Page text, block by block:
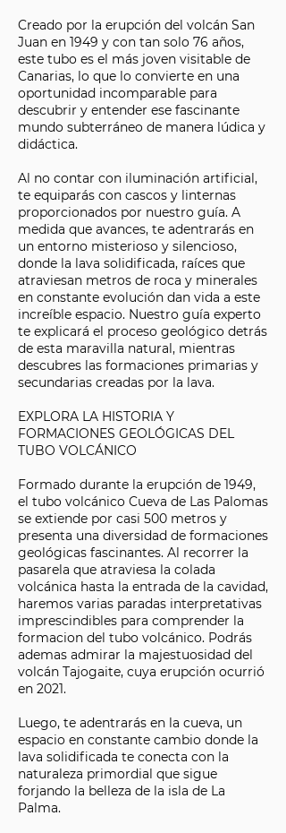
Creado por la erupción del volcán San
Juan en 1949 y con tan solo 76 años,
este tubo es el más joven visitable de
Canarias, lo que lo convierte en una
oportunidad incomparable para
descubrir y entender ese fascinante
mundo subterráneo de manera lúdica y
didáctica.
Al no contar con iluminación artificial,
te equiparás con cascos y linternas
proporcionados por nuestro guía. A
medida que avances, te adentrarás en
un entorno misterioso y silencioso,
donde la lava solidificada, raíces que
atraviesan metros de roca y minerales
en constante evolución dan vida a este
increíble espacio. Nuestro guía experto
te explicará el proceso geológico detrás
de esta maravilla natural, mientras
descubres las formaciones primarias y
secundarias creadas por la lava.
EXPLORA LA HISTORIA Y
FORMACIONES GEOLÓGICAS DEL
TUBO VOLCÁNICO
Formado durante la erupción de 1949,
el tubo volcánico Cueva de Las Palomas
se extiende por casi 500 metros y
presenta una diversidad de formaciones
geológicas fascinantes. Al recorrer la
pasarela que atraviesa la colada
volcánica hasta la entrada de la cavidad,
haremos varias paradas interpretativas
imprescindibles para comprender la
formacion del tubo volcánico. Podrás
ademas admirar la majestuosidad del
volcán Tajogaite, cuya erupción ocurrió
en 2021.
Luego, te adentrarás en la cueva, un
espacio en constante cambio donde la
lava solidificada te conecta con la
naturaleza primordial que sigue
forjando la belleza de la isla de La
Palma.